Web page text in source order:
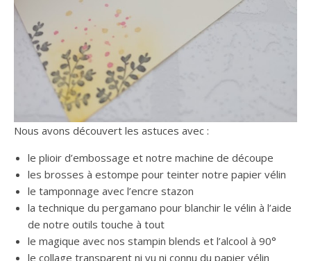
Nous avons découvert les astuces avec :
le plioir d’embossage et notre machine de découpe
les brosses à estompe pour teinter notre papier vélin
le tamponnage avec l’encre stazon
la technique du pergamano pour blanchir le vélin à l’aide
de notre outils touche à tout
le magique avec nos stampin blends et l’alcool à 90°
le collage transparent ni vu ni connu du papier vélin